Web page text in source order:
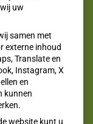
omhoog
meer: aantal
uw
samen met
externe inhoud
Translate en
Instagram, X
en
kunnen
website kunt u